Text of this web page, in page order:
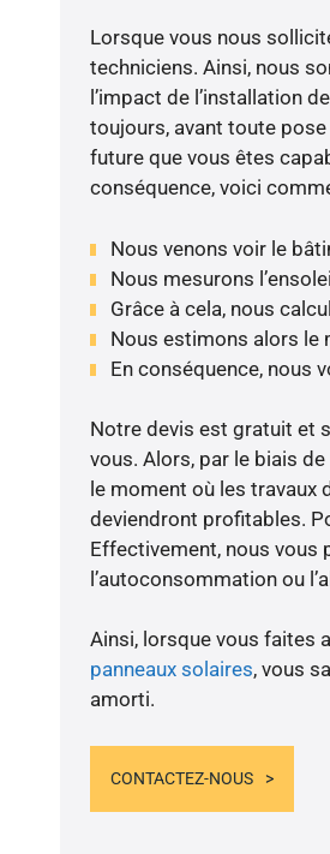
Lorsque vous nous
techniciens. Ainsi, nous
l’impact de l’installation
toujours, avant toute
future que vous êtes
conséquence, voici
Nous venons voir le
Nous mesurons
Grâce à cela, nous
Nous estimons alors le
En conséquence, nous
Notre devis est gratuit et
vous. Alors, par le biais
le moment où les travaux
deviendront profitables.
Effectivement, nous vous
l’autoconsommation ou
Ainsi, lorsque vous faites
panneaux solaires, vous
amorti.
CONTACTEZ-NOUS